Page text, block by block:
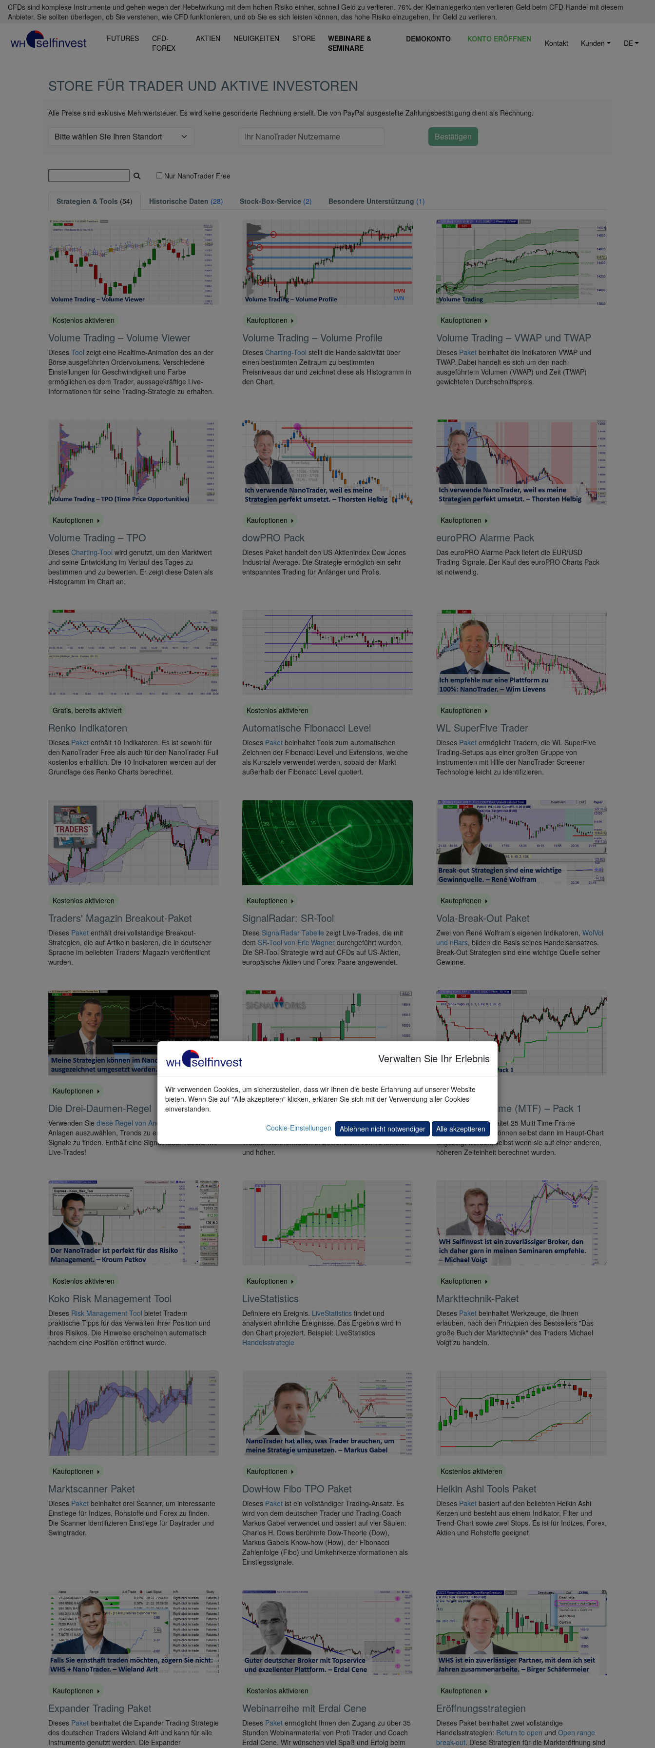
CFDs sind komplexe Instrumente und gehen wegen der Hebelwirkung mit dem hohen Risiko einher, schnell Geld zu verlieren. 76% der Kleinanlegerkonten verlieren Geld beim CFD-Handel mit diesem
Anbieter. Sie sollten überlegen, ob Sie verstehen, wie CFD funktionieren, und ob Sie es sich leisten können, das hohe Risiko einzugehen, Ihr Geld zu verlieren.
FUTURES
CFD-
FOREX
AKTIEN NEUIGKEITEN STORE
WEBINARE &
SEMINARE
DEMOKONTO KONTO ERÖFFNEN Kontakt Kunden DE
STORE FÜR TRADER UND AKTIVE INVESTOREN
Alle Preise sind exklusive Mehrwertsteuer. Es wird keine gesonderte Rechnung erstellt. Die von PayPal ausgestellte Zahlungsbestätigung dient als Rechnung.
Nur NanoTrader Free
Strategien & Tools (54) Historische Daten (28) Stock-Box-Service (2) Besondere Unterstützung (1)
Kostenlos aktivieren
Volume Trading – Volume Viewer
Dieses Tool zeigt eine Realtime-Animation des an der
Börse ausgeführten Ordervolumens. Verschiedene
Einstellungen für Geschwindigkeit und Farbe
ermöglichen es dem Trader, aussagekräftige Live-
Informationen für seine Trading-Strategie zu erhalten.
Kaufoptionen
Volume Trading – Volume Profile
Dieses Charting-Tool stellt die Handelsaktivität über
einen bestimmten Zeitraum zu bestimmten
Preisniveaus dar und zeichnet diese als Histogramm in
den Chart.
Kaufoptionen
Volume Trading – VWAP und TWAP
Dieses Paket beinhaltet die Indikatoren VWAP und
TWAP. Dabei handelt es sich um den nach
ausgeführtem Volumen (VWAP) und Zeit (TWAP)
gewichteten Durchschnittspreis.
Kaufoptionen
Volume Trading – TPO
Dieses Charting-Tool wird genutzt, um den Marktwert
und seine Entwicklung im Verlauf des Tages zu
bestimmen und zu bewerten. Er zeigt diese Daten als
Histogramm im Chart an.
Kaufoptionen
dowPRO Pack
Dieses Paket handelt den US Aktienindex Dow Jones
Industrial Average. Die Strategie ermöglich ein sehr
entspanntes Trading für Anfänger und Profis.
Kaufoptionen
euroPRO Alarme Pack
Das euroPRO Alarme Pack liefert die EUR/USD
Trading-Signale. Der Kauf des euroPRO Charts Pack
ist notwendig.
Gratis, bereits aktiviert
Renko Indikatoren
Dieses Paket enthält 10 Indikatoren. Es ist sowohl für
den NanoTrader Free als auch für den NanoTrader Full
kostenlos erhältlich. Die 10 Indikatoren werden auf der
Grundlage des Renko Charts berechnet.
Kostenlos aktivieren
Automatische Fibonacci Level
Dieses Paket beinhaltet Tools zum automatischen
Zeichnen der Fibonacci Level und Extensions, welche
als Kursziele verwendet werden, sobald der Markt
außerhalb der Fibonacci Level quotiert.
Kaufoptionen
WL SuperFive Trader
Dieses Paket ermöglicht Tradern, die WL SuperFive
Trading-Setups aus einer großen Gruppe von
Instrumenten mit Hilfe der NanoTrader Screener
Technologie leicht zu identifizieren.
Kostenlos aktivieren
Traders' Magazin Breakout-Paket
Dieses Paket enthält drei vollständige Breakout-
Strategien, die auf Artikeln basieren, die in deutscher
Sprache im beliebten Traders‘ Magazin veröffentlicht
wurden.
Kaufoptionen
SignalRadar: SR-Tool
Diese SignalRadar Tabelle zeigt Live-Trades, die mit
dem SR-Tool von Eric Wagner durchgeführt wurden.
Die SR-Tool Strategie wird auf CFDs auf US-Aktien,
europäische Aktien und Forex-Paare angewendet.
Kaufoptionen
Vola-Break-Out Paket
Zwei von René Wolfram's eigenen Indikatoren, WolVol
und nBars, bilden die Basis seines Handelsansatzes.
Break-Out Strategien sind eine wichtige Quelle seiner
Gewinne.
Kaufoptionen
Die Drei-Daumen-Regel
Verwenden Sie diese Regel von André Stagge
Anlagen auszuwählen, Trends zu erkennen und
Signale zu finden. Enthält eine SignalRadar-Tabelle mit
Live-Trades!
Kaufoptionen
PopGun Pack
Paket
basiert auf der Popgun Kerzenformation.
Es ist besonders aussagekräftig als
Trendumkehrformation in Zeitfenstern von 15 Minuten
und höher.
Kaufoptionen
Multi Time Frame (MTF) – Pack 1
DiesesPaketbeinhaltet 25 Multi Time Frame
Indikatoren. Diese können selbst dann im Haupt-Chart
angezeigt werden, selbst wenn sie auf einer anderen,
höheren Zeiteinheit berechnet wurden.
Kostenlos aktivieren
Koko Risk Management Tool
Dieses Risk Management Tool bietet Tradern
praktische Tipps für das Verwalten ihrer Position und
ihres Risikos. Die Hinweise erscheinen automatisch
nachdem eine Position eröffnet wurde.
Kaufoptionen
LiveStatistics
Definiere ein Ereignis. LiveStatistics findet und
analysiert ähnliche Ereignisse. Das Ergebnis wird in
den Chart projeziert. Beispiel: LiveStatistics
Handelsstrategie
Kaufoptionen
Markttechnik-Paket
Dieses Paket beinhaltet Werkzeuge, die Ihnen
erlauben, nach den Prinzipien des Bestsellers "Das
große Buch der Markttechnik" des Traders Michael
Voigt zu handeln.
Kaufoptionen
Marktscanner Paket
Dieses Paket beinhaltet drei Scanner, um interessante
Einstiege für Indizes, Rohstoffe und Forex zu finden.
Die Scanner identifizieren Einstiege für Daytrader und
Swingtrader.
Kaufoptionen
DowHow Fibo TPO Paket
Dieses Paket ist ein vollständiger Trading-Ansatz. Es
wird von dem deutschen Trader und Trading-Coach
Markus Gabel verwendet und basiert auf vier Säulen:
Charles H. Dows berühmte Dow-Theorie (Dow),
Markus Gabels Know-how (How), der Fibonacci
Zahlenfolge (Fibo) und Umkehrkerzenformationen als
Einstiegssignale.
Kostenlos aktivieren
Heikin Ashi Tools Paket
Dieses Paket basiert auf den beliebten Heikin Ashi
Kerzen und besteht aus einem Indikator, Filter und
Trend-Chart sowie zwei Stops. Es ist für Indizes, Forex,
Aktien und Rohstoffe geeignet.
Kaufoptionen
Expander Trading Paket
Dieses Paket beinhaltet die Expander Trading Strategie
des deutschen Traders Wieland Arlt und kann für alle
Instrumente genutzt werden. Die Expander
Kostenlos aktivieren
Webinarreihe mit Erdal Cene
Dieses Paket ermöglicht Ihnen den Zugang zu über 35
Stunden Webinarmaterial von Profi Trader und Coach
Erdal Cene. Wir wünschen viel Spaß und Erfolg beim
Kaufoptionen
Eröffnungsstrategien
Dieses Paket beinhaltet zwei vollständige
Handelsstrategien: Return to open und Open range
break-out. Diese Strategien für die Markteröffnung sind
Verwalten Sie Ihr Erlebnis
Wir verwenden Cookies, um sicherzustellen, dass wir Ihnen die beste Erfahrung auf unserer Website
bieten. Wenn Sie auf "Alle akzeptieren" klicken, erklären Sie sich mit der Verwendung aller Cookies
einverstanden.
Cookie-Einstellungen
Ablehnen nicht notwendiger Alle akzeptieren